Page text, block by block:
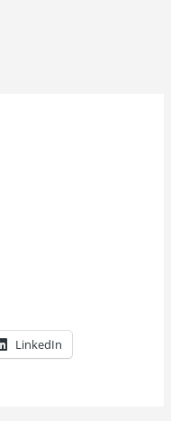
LinkedIn